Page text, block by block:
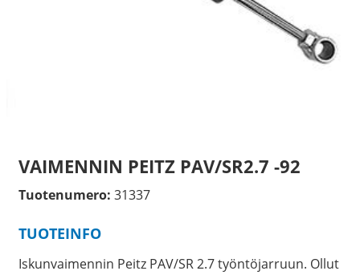
VAIMENNIN PEITZ PAV/SR2.7 -92
Tuotenumero: 31337
TUOTEINFO
Iskunvaimennin Peitz PAV/SR 2.7 työntöjarruun. Ollut